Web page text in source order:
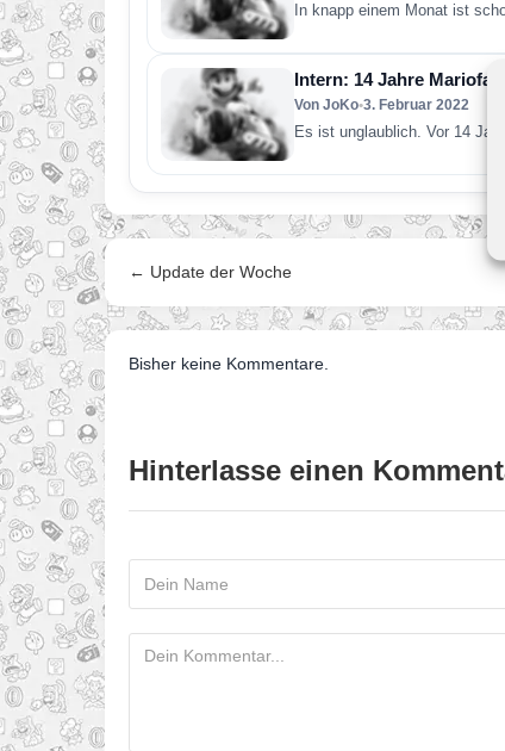
In knapp einem Monat ist
Intern: 14 Jahre
Von JoKo•3. Februar 2022
Es ist unglaublich. Vor 14
← Update der Woche
Bisher keine Kommentare.
Hinterlasse einen